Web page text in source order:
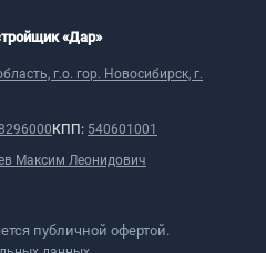
«Дар»
г.о. гор. Новосибирск, г.
КПП: 540601001
Максим Леонидович
публичной офертой.